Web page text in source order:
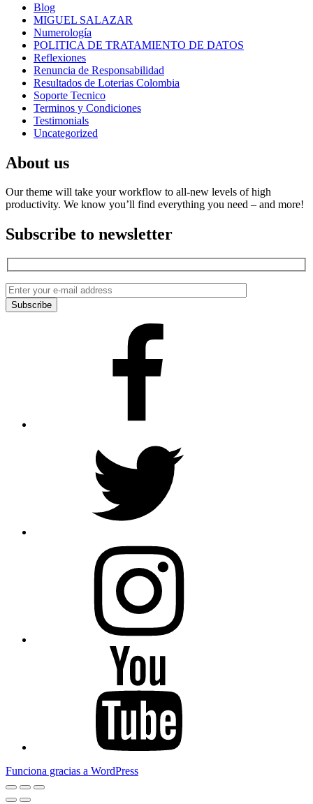
Blog
MIGUEL SALAZAR
Numerología
POLITICA DE TRATAMIENTO DE DATOS
Reflexiones
Renuncia de Responsabilidad
Resultados de Loterias Colombia
Soporte Tecnico
Terminos y Condiciones
Testimonials
Uncategorized
About us
Our theme will take your workflow to all-new levels of high
productivity. We know you’ll find everything you need – and more!
Subscribe to newsletter
Funciona gracias a WordPress